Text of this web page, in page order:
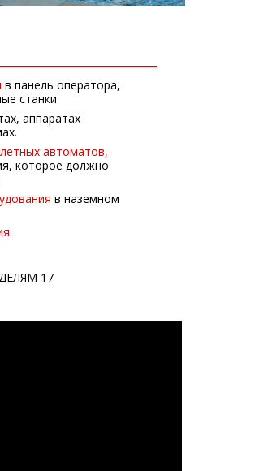
в панель оператора,
станки.
аппаратах
автоматов,
которое должно
в наземном
.
17